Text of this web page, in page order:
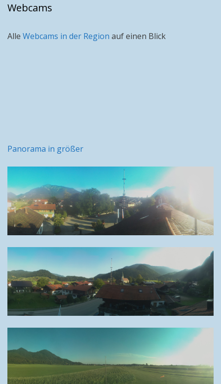
Webcams
Alle Webcams in der Region auf einen Blick
Panorama in größer